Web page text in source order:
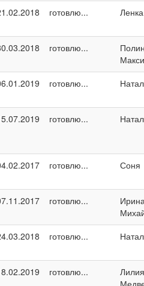
готовлю...
готовлю...
готовлю...
готовлю...
готовлю... Соня
готовлю...
готовлю...
готовлю...
Лилия